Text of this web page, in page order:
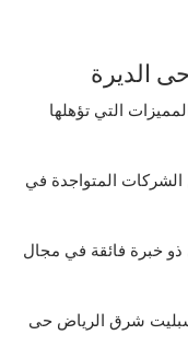
الديرة
التي تؤهلها
المتواجدة في
خبرة فائقة في مجال
سبليت شرق الرياض حى